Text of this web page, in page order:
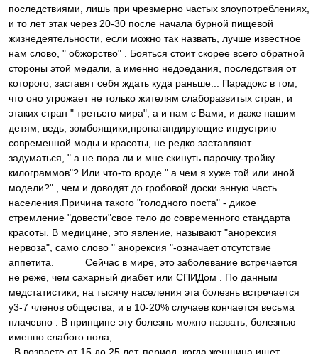
последствиями, лишь при чрезмерно частых злоупотреблениях,
и то лет этак через 20-30 после начала бурной пищевой
жизнедеятельности, если можно так назвать, лучше известное
нам слово, " обжорство" . Бояться стоит скорее всего обратной
стороны этой медали, а именно недоедания, последствия от
которого, заставят себя ждать куда раньше... Парадокс в том,
что оно угрожает не только жителям слаборазвитых стран, и
этаких стран " третьего мира", а и нам с Вами, и даже нашим
детям, ведь, зомбоящики,пропагандирующие индустрию
современной моды и красоты, не редко заставляют
задуматься, " а не пора ли и мне скинуть парочку-тройку
килограммов"? Или что-то вроде " а чем я хуже той или иной
модели?" , чем и доводят до гробовой доски энную часть
населения.Причина такого "голодного поста" - дикое
стремление "довести"свое тело до современного стандарта
красоты. В медицине, это явление, называют "анорексия
нервоза", само слово " анорексия "-означает отсутствие
аппетита. Сейчас в мире, это заболевание встречается
не реже, чем сахарный диабет или СПИДом . По данным
медстатистики, на тысячу населения эта болезнь встречается
у3-7 членов общества, и в 10-20% случаев кончается весьма
плачевно . В принципе эту болезнь можно назвать, болезнью
именно слабого пола,